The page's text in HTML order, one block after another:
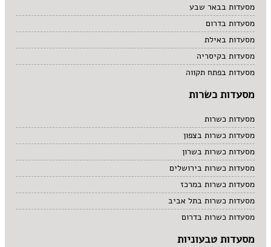
מסעדות בבאר שבע
מסעדות בדרום
מסעדות באילת
מסעדות בקיסריה
מסעדות בפתח תקווה
מסעדות כשרות
מסעדות כשרות
מסעדות כשרות בצפון
מסעדות כשרות בשרון
מסעדות כשרות בירושלים
מסעדות כשרות במרכז
מסעדות כשרות בתל אביב
מסעדות כשרות בדרום
מסעדות טבעוניות